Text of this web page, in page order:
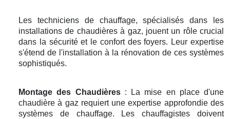
Les techniciens de chauffage, spécialisés dans les
installations de chaudières à gaz, jouent un rôle crucial
dans la sécurité et le confort des foyers. Leur expertise
s'étend de l'installation à la rénovation de ces systèmes
sophistiqués.
Montage des Chaudières: La mise en place d'une
chaudière à gaz requiert une expertise approfondie des
systèmes de chauffage. Les chauffagistes doivent